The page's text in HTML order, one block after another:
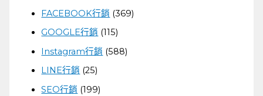
FACEBOOK行銷 (369)
GOOGLE行銷 (115)
Instagram行銷 (588)
LINE行銷 (25)
SEO行銷 (199)